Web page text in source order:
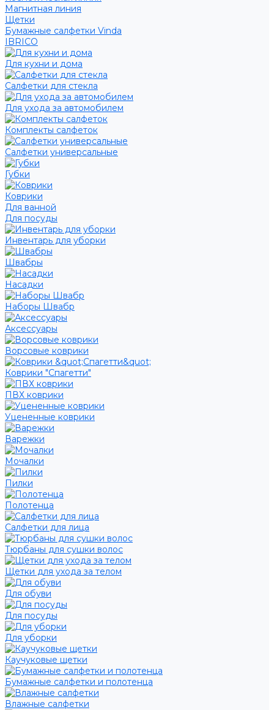
Магнитная линия
Щетки
Бумажные салфетки Vinda
IBRICO
Для кухни и дома
Салфетки для стекла
Для ухода за автомобилем
Комплекты салфеток
Салфетки универсальные
Губки
Коврики
Для ванной
Для посуды
Инвентарь для уборки
Швабры
Насадки
Наборы Швабр
Аксессуары
Ворсовые коврики
Коврики "Спагетти"
ПВХ коврики
Уцененные коврики
Варежки
Мочалки
Пилки
Полотенца
Салфетки для лица
Тюрбаны для сушки волос
Щетки для ухода за телом
Для обуви
Для посуды
Для уборки
Каучуковые щетки
Бумажные салфетки и полотенца
Влажные салфетки